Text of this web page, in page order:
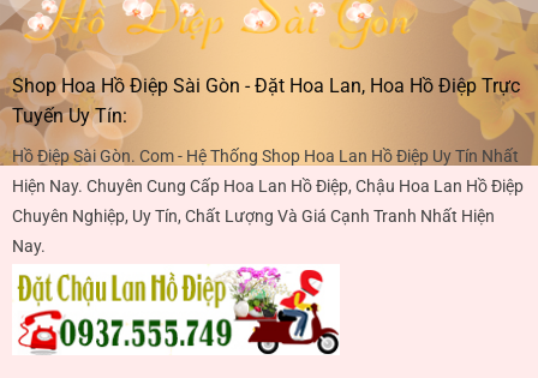
Shop Hoa Hồ Điệp Sài Gòn - Đặt Hoa Lan, Hoa Hồ Điệp Trực
Tuyến Uy Tín:
Hồ Điệp Sài Gòn. Com - Hệ Thống Shop Hoa Lan Hồ Điệp Uy Tín Nhất
Hiện Nay. Chuyên Cung Cấp Hoa Lan Hồ Điệp, Chậu Hoa Lan Hồ Điệp
Chuyên Nghiệp, Uy Tín, Chất Lượng Và Giá Cạnh Tranh Nhất Hiện
Nay.